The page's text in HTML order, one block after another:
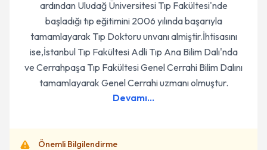
ardından Uludağ Üniversitesi Tıp Fakültesi'nde
başladığı tıp eğitimini 2006 yılında başarıyla
tamamlayarak Tıp Doktoru unvanı almiştir.İhtisasını
ise,İstanbul Tıp Fakültesi Adli Tıp Ana Bilim Dalı'nda
ve Cerrahpaşa Tıp Fakültesi Genel Cerrahi Bilim Dalını
tamamlayarak Genel Cerrahi uzmanı olmuştur.
Devamı...
Önemli Bilgilendirme